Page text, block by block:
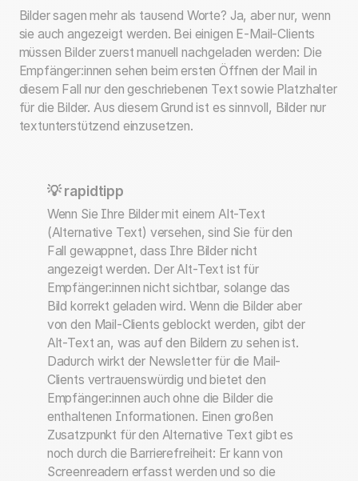
Bilder sagen mehr als tausend Worte? Ja, aber nur, wenn
sie auch angezeigt werden. Bei einigen E-Mail-Clients
müssen Bilder zuerst manuell nachgeladen werden: Die
Empfänger:innen sehen beim ersten Öffnen der Mail in
diesem Fall nur den geschriebenen Text sowie Platzhalter
für die Bilder. Aus diesem Grund ist es sinnvoll, Bilder nur
textunterstützend einzusetzen.
💡 rapidtipp
Wenn Sie Ihre Bilder mit einem Alt-Text
(Alternative Text) versehen, sind Sie für den
Fall gewappnet, dass Ihre Bilder nicht
angezeigt werden. Der Alt-Text ist für
Empfänger:innen nicht sichtbar, solange das
Bild korrekt geladen wird. Wenn die Bilder aber
von den Mail-Clients geblockt werden, gibt der
Alt-Text an, was auf den Bildern zu sehen ist.
Dadurch wirkt der Newsletter für die Mail-
Clients vertrauenswürdig und bietet den
Empfänger:innen auch ohne die Bilder die
enthaltenen Informationen. Einen großen
Zusatzpunkt für den Alternative Text gibt es
noch durch die Barrierefreiheit: Er kann von
Screenreadern erfasst werden und so die